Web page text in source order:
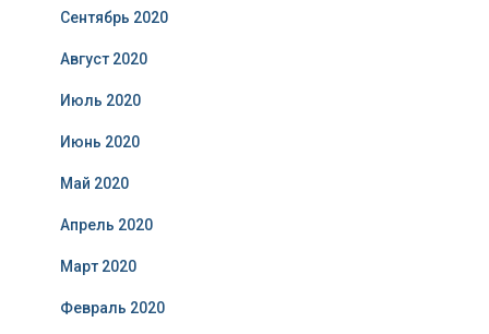
Сентябрь 2020
Август 2020
Июль 2020
Июнь 2020
Май 2020
Апрель 2020
Март 2020
Февраль 2020